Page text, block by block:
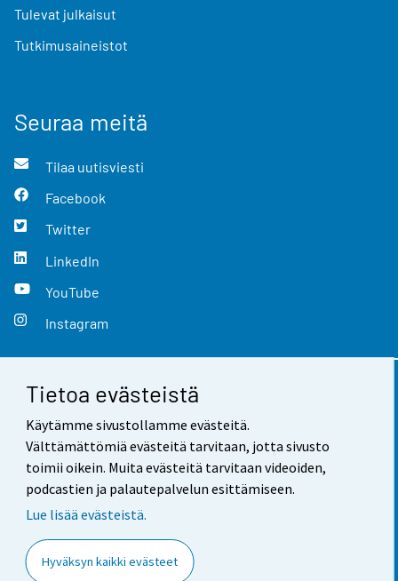
Tietoa evästeistä
Käytämme sivustollamme evästeitä.
Välttämättömiä evästeitä tarvitaan, jotta sivusto
toimii oikein. Muita evästeitä tarvitaan videoiden,
podcastien ja palautepalvelun esittämiseen.
Lue lisää evästeistä.
Hyväksyn kaikki evästeet
Tulevat julkaisut
Tutkimusaineistot
Seuraa meitä
Tilaa uutisviesti
Facebook
Twitter
LinkedIn
YouTube
Instagram
Yhteystiedot
Palaute
Käyttöehdot
Saavutettavuus
Tietoa sivustosta